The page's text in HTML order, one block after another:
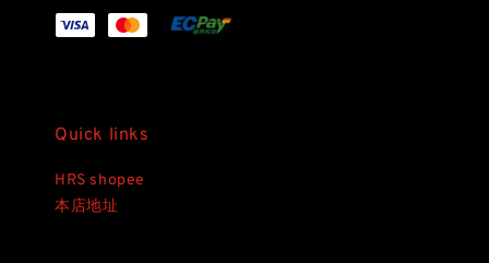
Quick links
HRS shopee
本店地址